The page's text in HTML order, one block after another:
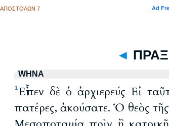
ΑΠΟΣΤΟΛΩΝ 7
◄
WHNA
1 Εἶπεν δὲ ὁ ἀρχιερεύς Εἰ
πατέρες, ἀκούσατε. Ὁ θεὸς